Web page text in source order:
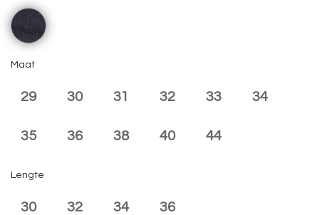
gallery
Maat
29 30 31 32 33 34
35 36 38 40 44
Lengte
30 32 34 36